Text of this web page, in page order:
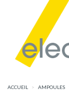
ACCUEIL AMPOULES